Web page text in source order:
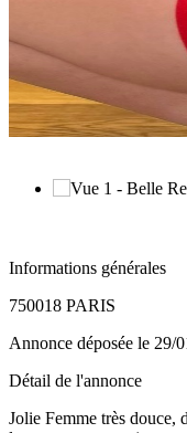
Informations générales
750018 PARIS
Annonce déposée le 29/
Détail de l'annonce
Jolie Femme très douce,